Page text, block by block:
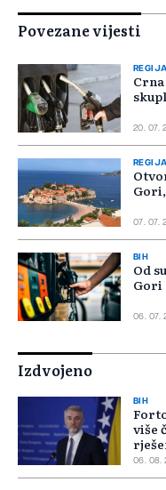
Povezane vijesti
REGIJA
20. 07.
REGIJA
07. 07.
BIH
Od
Gori
06. 07.
Izdvojeno
BIH
više
06. 08.